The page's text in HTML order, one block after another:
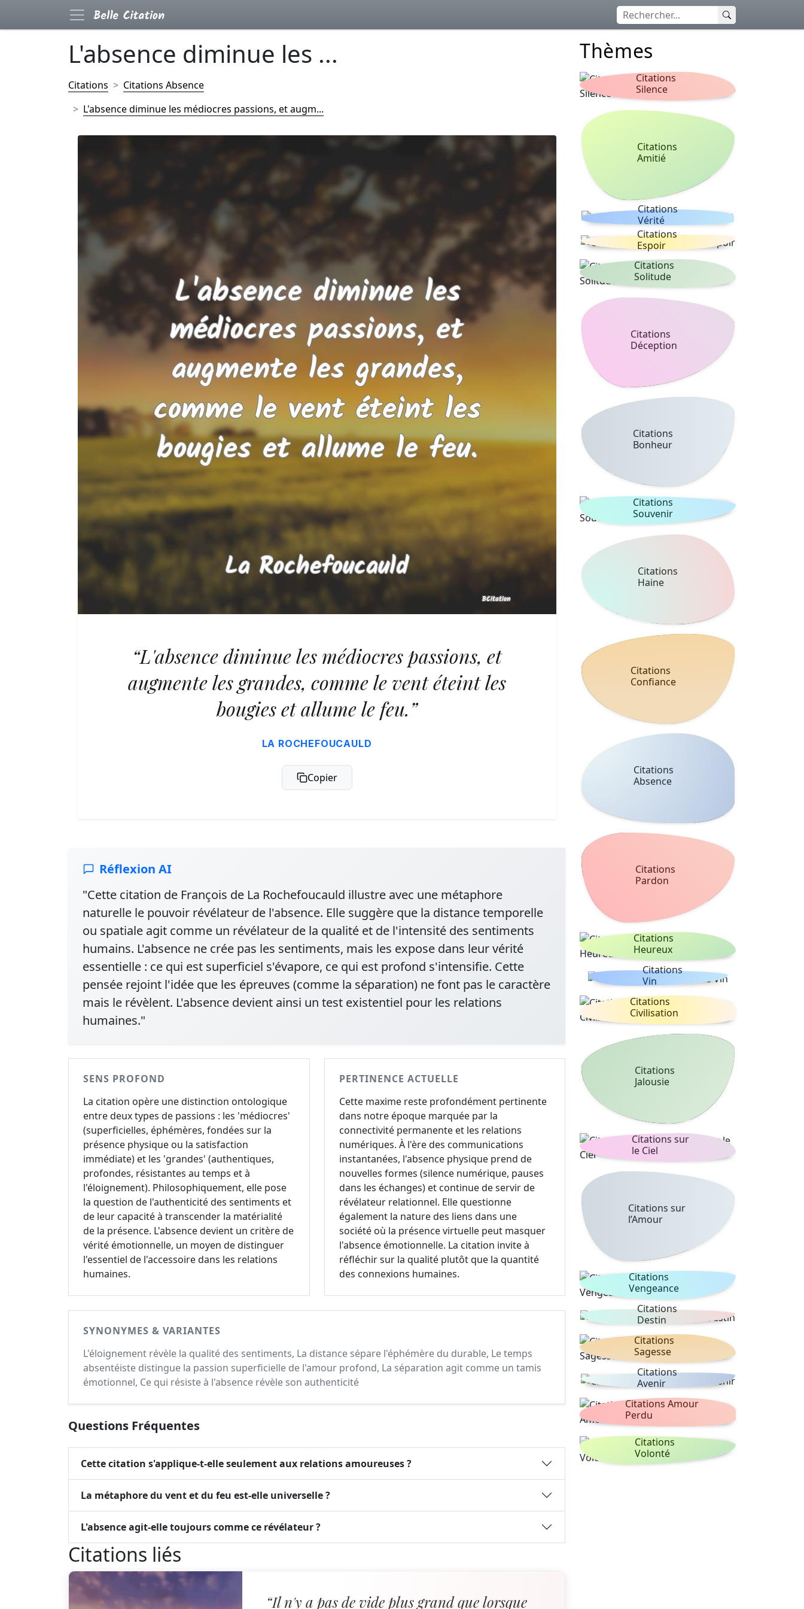
L'absence diminue les ...
Citations
Citations Absence
L'absence diminue les médiocres passions, et augm...
“L'absence diminue les médiocres passions, et
augmente les grandes, comme le vent éteint les
bougies et allume le feu.”
LA ROCHEFOUCAULD
Copier
Réflexion AI
"Cette citation de François de La Rochefoucauld illustre avec une métaphore
naturelle le pouvoir révélateur de l'absence. Elle suggère que la distance temporelle
ou spatiale agit comme un révélateur de la qualité et de l'intensité des sentiments
humains. L'absence ne crée pas les sentiments, mais les expose dans leur vérité
essentielle : ce qui est superficiel s'évapore, ce qui est profond s'intensifie. Cette
pensée rejoint l'idée que les épreuves (comme la séparation) ne font pas le caractère
mais le révèlent. L'absence devient ainsi un test existentiel pour les relations
humaines."
SENS PROFOND
La citation opère une distinction ontologique
entre deux types de passions : les 'médiocres'
(superficielles, éphémères, fondées sur la
présence physique ou la satisfaction
immédiate) et les 'grandes' (authentiques,
profondes, résistantes au temps et à
l'éloignement). Philosophiquement, elle pose
la question de l'authenticité des sentiments et
de leur capacité à transcender la matérialité
de la présence. L'absence devient un critère de
vérité émotionnelle, un moyen de distinguer
l'essentiel de l'accessoire dans les relations
humaines.
PERTINENCE ACTUELLE
Cette maxime reste profondément pertinente
dans notre époque marquée par la
connectivité permanente et les relations
numériques. À l'ère des communications
instantanées, l'absence physique prend de
nouvelles formes (silence numérique, pauses
dans les échanges) et continue de servir de
révélateur relationnel. Elle questionne
également la nature des liens dans une
société où la présence virtuelle peut masquer
l'absence émotionnelle. La citation invite à
réfléchir sur la qualité plutôt que la quantité
des connexions humaines.
SYNONYMES & VARIANTES
L'éloignement révèle la qualité des sentiments, La distance sépare l'éphémère du durable, Le temps
absentéiste distingue la passion superficielle de l'amour profond, La séparation agit comme un tamis
émotionnel, Ce qui résiste à l'absence révèle son authenticité
Questions Fréquentes
Cette citation s'applique-t-elle seulement aux relations amoureuses ?
La métaphore du vent et du feu est-elle universelle ?
L'absence agit-elle toujours comme ce révélateur ?
Citations liés
“Il n'y a pas de vide plus grand que lorsque
Thèmes
Citations
Silence
Citations
Amitié
Citations
Vérité
Citations
Espoir
Citations
Solitude
Citations
Déception
Citations
Bonheur
Citations
Souvenir
Citations
Haine
Citations
Confiance
Citations
Absence
Citations
Pardon
Citations
Heureux
Citations
Vin
Citations
Civilisation
Citations
Jalousie
Citations sur
le Ciel
Citations sur
l’Amour
Citations
Vengeance
Citations
Destin
Citations
Sagesse
Citations
Avenir
Citations Amour
Perdu
Citations
Volonté